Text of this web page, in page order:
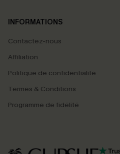
INFORMATIONS
Contactez-nous
Affiliation
Politique de confidentialité
Termes & Conditions
Programme de fidélité